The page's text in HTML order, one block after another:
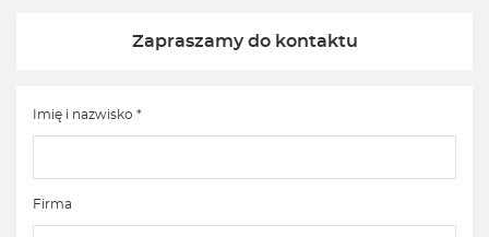
Zapraszamy do kontaktu
Imię i nazwisko *
Firma